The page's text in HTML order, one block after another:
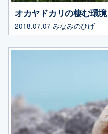
オカヤドカリの棲む環境
2018.07.07 みなみのひげ